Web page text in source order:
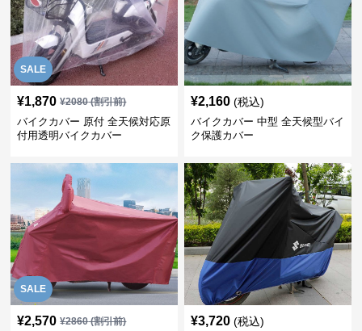
SALE
¥1,870 ¥2080(割引前)
バイクカバー 原付 全天候対応原
付用透明バイクカバー
¥2,160 (税込)
バイクカバー 中型 全天候型バイ
ク保護カバー
SALE
¥2,570 ¥2860(割引前) ¥3,720 (税込)